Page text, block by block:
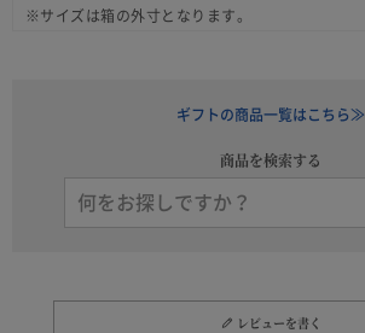
※サイズは箱の外寸となります。
ギフトの商品一覧はこちら≫
商品を検索する
レビューを書く